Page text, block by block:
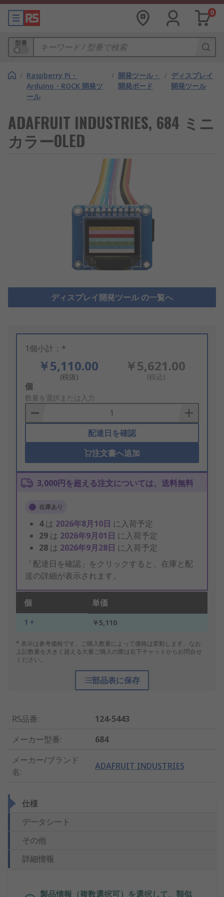
0
型番
/ Raspberry Pi・
Arduino・ROCK 開発ツ
ール
/ 開発ツール・
開発ボード
/ ディスプレイ
開発ツール
ADAFRUIT INDUSTRIES, 684 ミニ
カラーOLED
ディスプレイ開発ツール の一覧へ
1個小計：*
￥5,110.00
(税抜)
￥5,621.00
(税込)
Add
to
Basket
個
数量を選択または入力
配達日を確認
注文書へ追加
3,000円を超える注文については、送料無料
在庫あり
4は 2026年8月10日 に入荷予定
29 は 2026年9月01日 に入荷予定
28 は 2026年9月28日 に入荷予定
「配達日を確認」をクリックすると、在庫と配
送の詳細が表示されます。
個 単価
1 + ￥5,110
* 表示は参考価格です。ご購入数量によって価格は変動します。なお、
上記数量を大きく超える大量ご購入の際は右下チャットからお問合せ
ください。
部品表に保存
RS品番:
124-5443
メーカー型番:
684
メーカー/ブランド
名:
ADAFRUIT INDUSTRIES
仕様
データシート
その他
詳細情報
製品情報（複数選択可）を選択して、類似